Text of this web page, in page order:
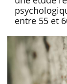
entre 55 et